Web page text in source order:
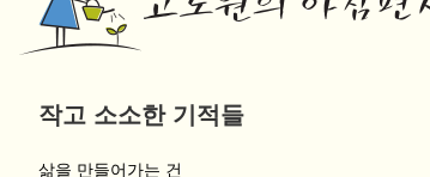
작고 소소한 기적들
삶을 만들어가는 건